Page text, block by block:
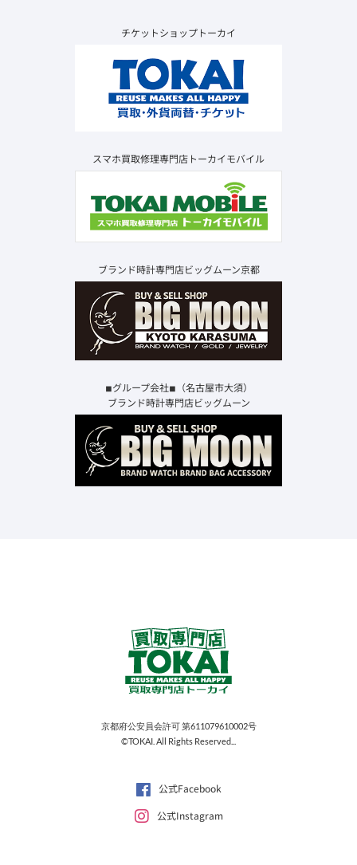
チケットショップトーカイ
スマホ買取修理専門店トーカイモバイル
ブランド時計専門店ビッグムーン京都
◾︎グループ会社◾︎（名古屋市大須）
ブランド時計専門店ビッグムーン
京都府公安員会許可 第611079610002号
©TOKAI. All Rights Reserved...
公式Facebook
公式Instagram